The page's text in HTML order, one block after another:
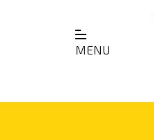
MENU